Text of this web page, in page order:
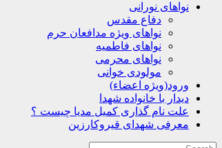
نواهای نورانی
دفاع مقدس
نواهای ویژه مدافعان حرم
نواهای فاطمیه
نواهای محرمی
مولودی خوانی
ورود(ویژه اعضاء)
دیدار با خانواده شهدا
علت نام گذاری کمیل مدیا چیست ؟
معرفی شهدای قیروکارزین